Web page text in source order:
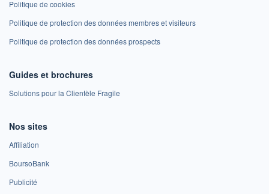
Politique de cookies
Politique de protection des données membres et visiteurs
Politique de protection des données prospects
Guides et brochures
Solutions pour la Clientèle Fragile
Nos sites
Affiliation
BoursoBank
Publicité